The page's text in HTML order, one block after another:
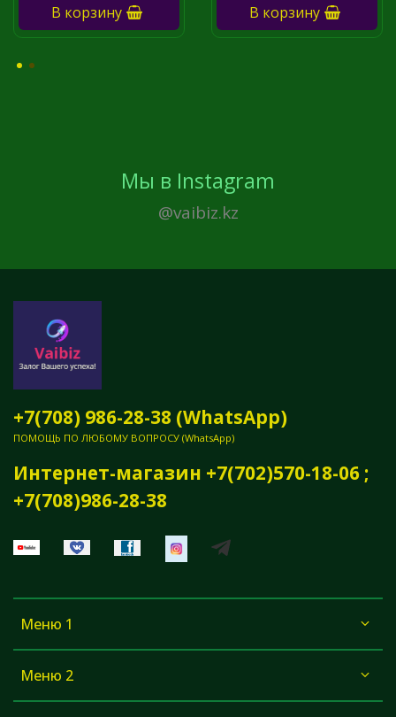
В корзину В корзину
Мы в Instagram
@vaibiz.kz
Меню 1
Меню 2
+7(708) 986-28-38 (WhatsApp)
ПОМОЩЬ ПО ЛЮБОМУ ВОПРОСУ (WhatsApp)
Интернет-магазин +7(702)570-18-06 ;
+7(708)986-28-38